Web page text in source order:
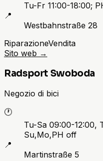
Tu-Fr 11:00-18:00;
📍
Westbahnstraße 28
RiparazioneVendita
Sito web →
Radsport Swoboda
Negozio di bici
🕐
Tu-Sa 09:00-12:00,
Su,Mo,PH off
📍
Martinstraße 5